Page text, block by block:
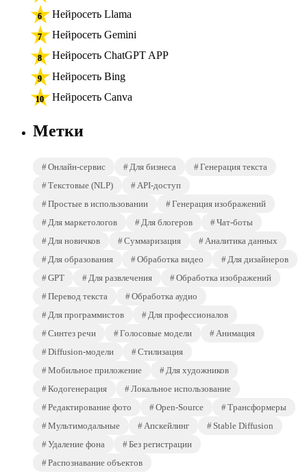
Нейросеть Llama
Нейросеть Gemini
Нейросеть ChatGPT APP
Нейросеть Bing
Нейросеть Canva
Метки
Онлайн-сервис Для бизнеса
Генерация текста
Текстовые (NLP)
API-доступ
Простые в использовании
Генерация изображений
Для маркетологов
Для блогеров
Чат-боты
Для новичков
Суммаризация
Аналитика данных
Для образования
Обработка видео
Для дизайнеров
GPT
Для развлечения
Обработка изображений
Перевод текста
Обработка аудио
Для программистов
Для профессионалов
Синтез речи
Голосовые модели
Анимация
Diffusion-модели
Стилизация
Мобильное приложение
Для художников
Кодогенерация
Локальное использование
Редактирование фото
Open-Source
Трансформеры
Мультимодальные
Апскейлинг
Stable Diffusion
Удаление фона
Без регистрации
Распознавание объектов